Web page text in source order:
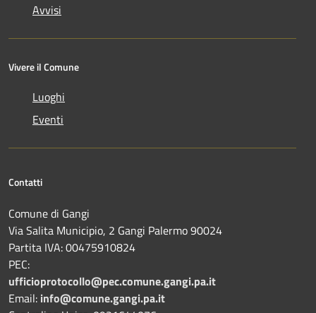
Avvisi
Vivere il Comune
Luoghi
Eventi
Contatti
Comune di Gangi
Via Salita Municipio, 2 Gangi Palermo 90024
Partita IVA: 00475910824
PEC:
ufficioprotocollo@pec.comune.gangi.pa.it
Email: info@comune.gangi.pa.it